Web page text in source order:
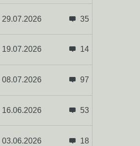
35
29.07.2026
14
19.07.2026
97
08.07.2026
53
16.06.2026
18
03.06.2026